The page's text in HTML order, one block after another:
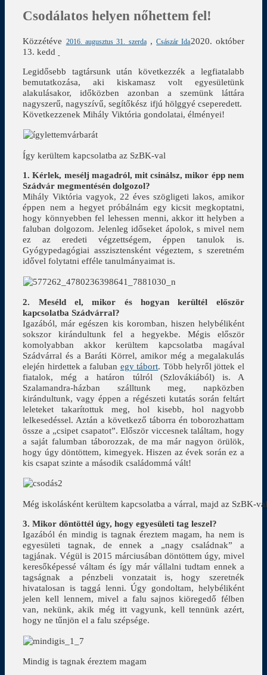
Csodálatos helyen nőhettem fel!
Közzétéve 2016. augusztus 31. szerda ,Császár Ida2020. október
13. kedd
Legidősebb tagtársunk után következzék a legfiatalabb
bemutatkozása, aki kiskamasz volt egyesületünk
alakulásakor, időközben azonban a szemünk láttára
nagyszerű, nagyszívű, segítőkész ifjú hölggyé cseperedett.
Következzenek Mihály Viktória gondolatai, élményei!
Így kerültem kapcsolatba az SzBK-val
1. Kérlek, mesélj magadról, mit csinálsz, mikor épp nem
Szádvár megmentésén dolgozol?
Mihály Viktória vagyok, 22 éves szögligeti lakos, amikor
éppen nem a hegyet próbálnám egy kicsit megkoptatni,
hogy könnyebben fel lehessen menni, akkor itt helyben a
faluban dolgozom. Jelenleg időseket ápolok, s mivel nem
ez az eredeti végzettségem, éppen tanulok is.
Gyógypedagógiai asszisztensként végeztem, s szeretném
idővel folytatni efféle tanulmányaimat is.
2. Meséld el, mikor és hogyan kerültél először
kapcsolatba Szádvárral?
Igazából, már egészen kis koromban, hiszen helybéliként
sokszor kirándultunk fel a hegyekbe. Mégis először
komolyabban akkor kerültem kapcsolatba magával
Szádvárral és a Baráti Körrel, amikor még a megalakulás
elején hirdettek a faluban egy tábort. Több helyről jöttek el
fiatalok, még a határon túlról (Szlovákiából) is. A
Szalamandra-házban szálltunk meg, napközben
kirándultunk, vagy éppen a régészeti kutatás során feltárt
leleteket takarítottuk meg, hol kisebb, hol nagyobb
lelkesedéssel. Aztán a következő táborra én toborozhattam
össze a „csipet csapatot”. Először viccesnek találtam, hogy
a saját falumban táborozzak, de ma már nagyon örülök,
hogy úgy döntöttem, kimegyek. Hiszen az évek során ez a
kis csapat szinte a második családommá vált!
Még iskolásként kerültem kapcsolatba a várral, majd az SzBK-
3. Mikor döntöttél úgy, hogy egyesületi tag leszel?
Igazából én mindig is tagnak éreztem magam, ha nem is
egyesületi tagnak, de ennek a „nagy családnak” a
tagjának. Végül is 2015 márciusában döntöttem úgy, mivel
keresőképessé váltam és így már vállalni tudtam ennek a
tagságnak a pénzbeli vonzatait is, hogy szeretnék
hivatalosan is taggá lenni. Úgy gondoltam, helybéliként
jelen kell lennem, mivel a falu sajnos kiöregedő félben
van, nekünk, akik még itt vagyunk, kell tennünk azért,
hogy ne tűnjön el a falu szépsége.
Mindig is tagnak éreztem magam